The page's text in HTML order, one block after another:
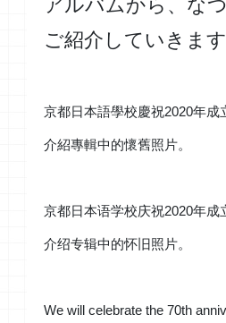
アルバムから、な
ご紹介していきます
京都日本語學校慶祝2020年成
介紹專輯中的懷舊照片。
京都日本语学校庆祝2020年成
介绍专辑中的怀旧照片。
We will celebrate the 70th